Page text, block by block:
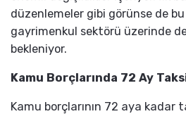
düzenlemeler gibi görünse de bu
gayrimenkul sektörü üzerinde
bekleniyor.
Kamu Borçlarında 72 Ay
Kamu borçlarının 72 aya kadar